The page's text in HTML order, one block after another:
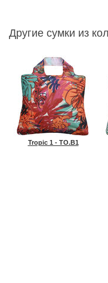
Другие сумки из
Tropic 1 - TO.B1